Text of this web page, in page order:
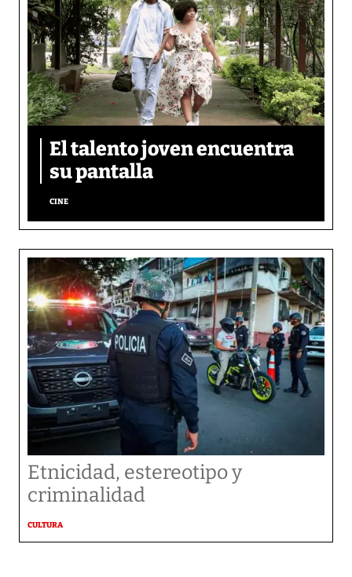
El talento joven encuentra
su pantalla​
CINE
Etnicidad, estereotipo y
criminalidad
CULTURA